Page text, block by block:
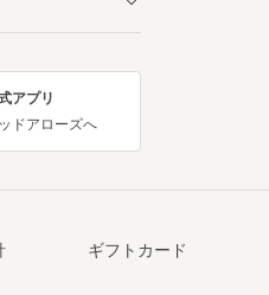
アプリ
ドアローズへ
ギフトカード